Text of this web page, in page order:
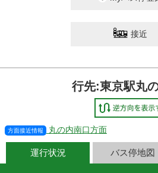
接近
行先:東京駅丸
方面接近情報 丸の内南口方面
運行状況 バス停地図